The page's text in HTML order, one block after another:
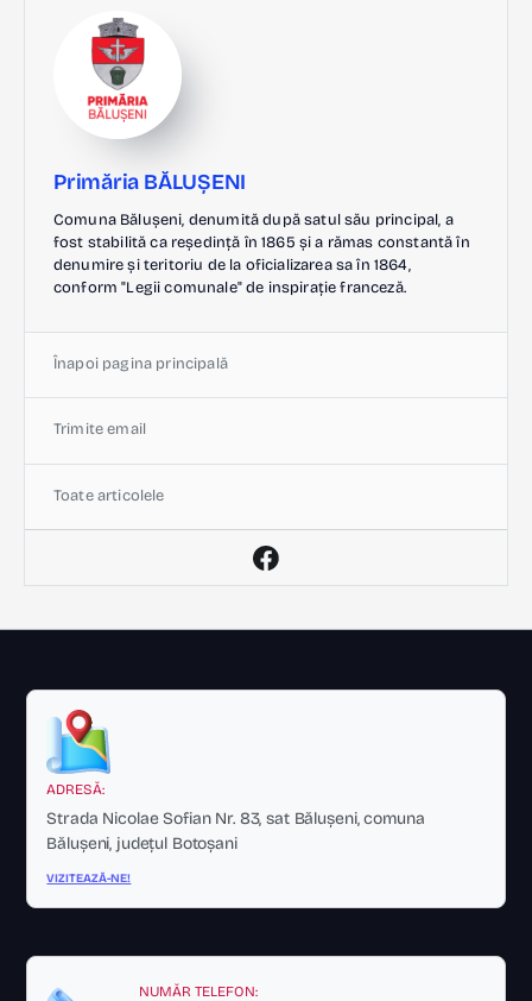
Primăria BĂLUȘENI
Comuna Bălușeni, denumită după satul său principal, a
fost stabilită ca reședință în 1865 și a rămas constantă în
denumire și teritoriu de la oficializarea sa în 1864,
conform "Legii comunale" de inspirație franceză.
Înapoi pagina principală
Trimite email
Toate articolele
ADRESĂ:
Strada Nicolae Sofian Nr. 83, sat Bălușeni, comuna
Bălușeni, județul Botoșani
VIZITEAZĂ-NE!
NUMĂR TELEFON: